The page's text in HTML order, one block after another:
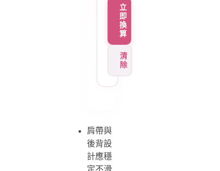
立
即
換
算
清
除
肩帶與
後背設
計應穩